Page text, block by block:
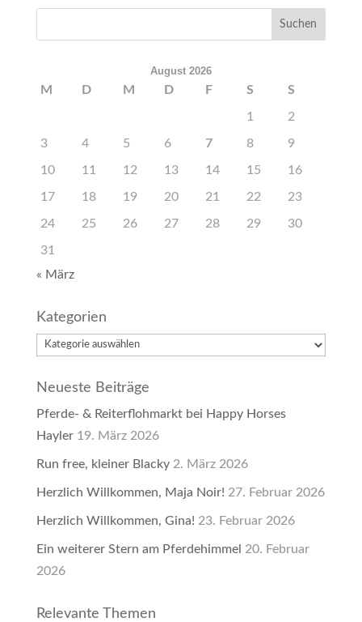
August 2026
M D M D F S S
1 2
3 4 5 6 7 8 9
10 11 12 13 14 15 16
17 18 19 20 21 22 23
24 25 26 27 28 29 30
31
« März
Kategorien
Kategorien
Neueste Beiträge
Pferde- & Reiterflohmarkt bei Happy Horses
Hayler 19. März 2026
Run free, kleiner Blacky 2. März 2026
Herzlich Willkommen, Maja Noir! 27. Februar 2026
Herzlich Willkommen, Gina! 23. Februar 2026
Ein weiterer Stern am Pferdehimmel 20. Februar
2026
Relevante Themen